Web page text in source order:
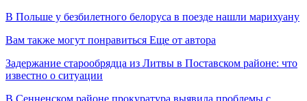
В Польше у безбилетного белоруса в поезде нашли марихуану
Вам также могут понравиться Еще от автора
Задержание старообрядца из Литвы в Поставском районе: что
известно о ситуации
В Сенненском районе прокуратура выявила проблемы с